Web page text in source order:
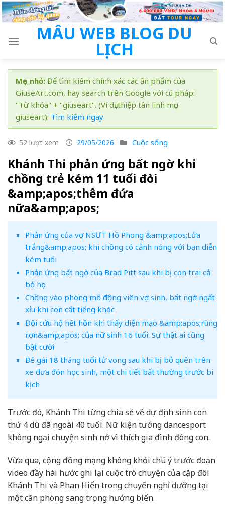
Skip
to
MẪU WEB BLOG DU
LỊCH
Mẹo nhỏ: Để tìm kiếm chính xác các ấn phẩm của
GiuseArt.com, hãy search trên Google với cú pháp:
"Từ khóa" + "giuseart". (Ví dụ: thiệp tân linh mục
giuseart). Tìm kiếm ngay
52 lượt xem 29/05/2026 Cuộc sống
Khánh Thi phản ứng bất ngờ khi
chồng trẻ kém 11 tuổi đòi
&amp;apos;thêm đứa
nữa&amp;apos;
Phản ứng của vợ NSƯT Hồ Phong &amp;apos;Lửa
trắng&amp;apos; khi chồng có cảnh nóng với bạn diễn
kém tuổi
Phản ứng bất ngờ của Brad Pitt sau khi bị con trai cả
bỏ họ
Chồng vào phòng mổ động viên vợ sinh, bất ngờ ngất
xỉu khi con cất tiếng khóc
Đội cứu hộ hết hồn khi thấy diện mạo &amp;apos;rùng
rợn&amp;apos; của nữ sinh 16 tuổi: Sự thật ai cũng
bật cười
Bé gái 18 tháng tuổi tử vong sau khi bị bỏ quên trên
xe đưa đón học sinh, một chi tiết bất thường trước bi
kịch
Trước đó, Khánh Thi từng chia sẻ về dự định sinh con
thứ 4 dù đã ngoài 40 tuổi. Nữ kiện tướng dancesport
không ngại chuyện sinh nở vì thích gia đình đông con.
Vừa qua, cộng đồng mạng không khỏi chú ý trước đoạn
video đầy hài hước ghi lại cuộc trò chuyện của cặp đôi
Khánh Thi và Phan Hiển trong chuyến nghỉ dưỡng tại
một căn phòng sang trọng hướng biển.